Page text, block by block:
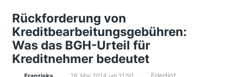
Rückforderung von
Kreditbearbeitungsgebühren:
Was das BGH-Urteil für
Kreditnehmer bedeutet
Erledigt